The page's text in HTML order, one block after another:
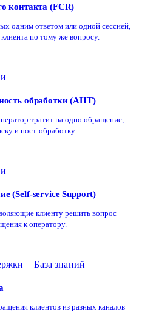
контакта (FCR)
одним ответом или одной сессией,
по тому же вопросу.
обработки (AHT)
тратит на одно обращение,
и пост-обработку.
(Self-service Support)
клиенту решить вопрос
к оператору.
База знаний
клиентов из разных каналов